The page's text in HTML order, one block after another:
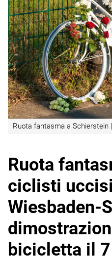
Ruota fantasma a Schierstein
Ruota
ciclisti
Wiesbaden-
bicicletta il